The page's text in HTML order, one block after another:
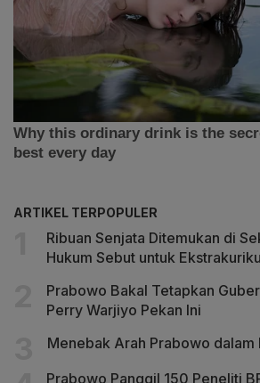
ARTIKEL TERPOPULER
Ribuan Senjata Ditemukan di
Hukum Sebut untuk
Prabowo Bakal Tetapkan
Perry Warjiyo Pekan Ini
Menebak Arah Prabowo dalam
Prabowo Panggil 150 Peneliti